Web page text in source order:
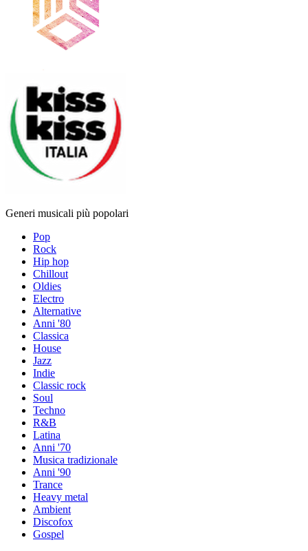
Generi musicali più popolari
Pop
Rock
Hip hop
Chillout
Oldies
Electro
Alternative
Anni '80
Classica
House
Jazz
Indie
Classic rock
Soul
Techno
R&B
Latina
Anni '70
Musica tradizionale
Anni '90
Trance
Heavy metal
Ambient
Discofox
Gospel